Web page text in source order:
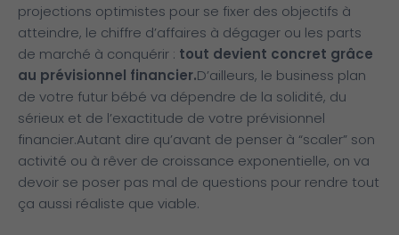
projections optimistes pour se fixer des objectifs à
atteindre, le chiffre d’affaires à dégager ou les parts
de marché à conquérir : tout devient concret grâce
au prévisionnel financier.D’ailleurs, le business plan
de votre futur bébé va dépendre de la solidité, du
sérieux et de l’exactitude de votre prévisionnel
financier.Autant dire qu’avant de penser à “scaler” son
activité ou à rêver de croissance exponentielle, on va
devoir se poser pas mal de questions pour rendre tout
ça aussi réaliste que viable.